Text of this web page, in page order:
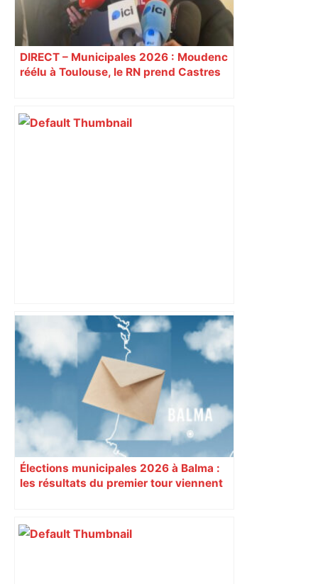
DIRECT – Municipales 2026 : Moudenc
réélu à Toulouse, le RN prend Castres
Alliance PS/LFI à Toulouse : Marc
Sztulman claque la porte – RMC
Élections municipales 2026 à Balma :
les résultats du premier tour viennent